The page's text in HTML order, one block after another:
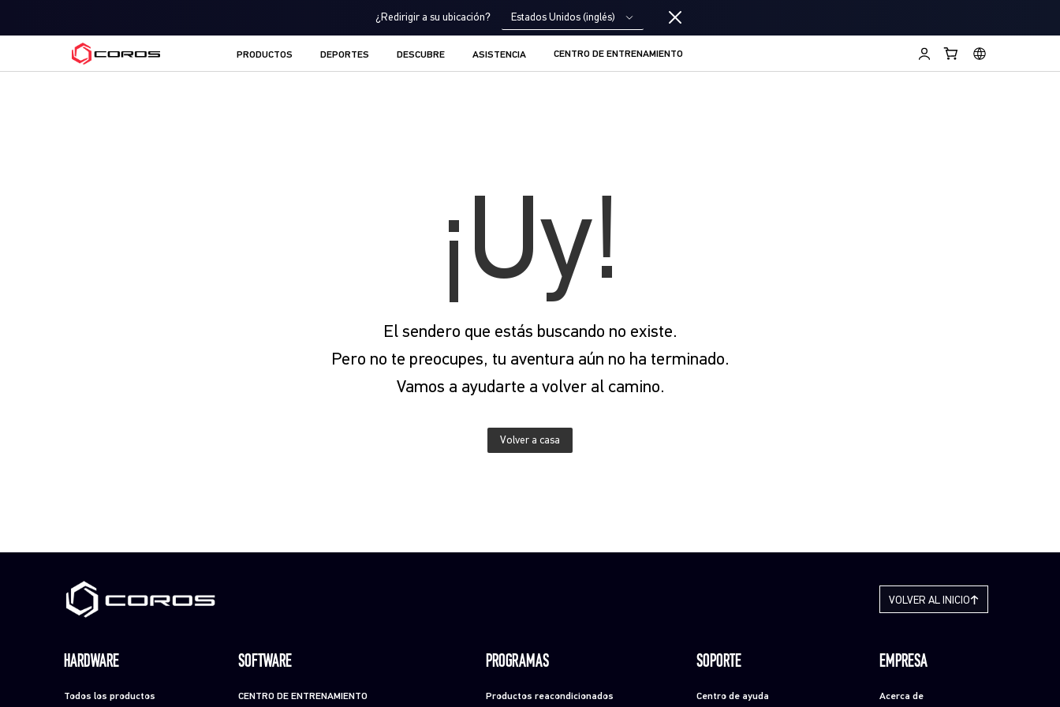
¿Redirigir a su ubicación? Estados Unidos (inglés)
COROS ES
PRODUCTOS DEPORTES DESCUBRE ASISTENCIA CENTRO DE ENTRENAMIENTO
¡Uy!
El sendero que estás buscando no existe.
Pero no te preocupes, tu aventura aún no ha terminado.
Vamos a ayudarte a volver al camino.
Volver a casa
HARDWARE
Todos los productos
SOFTWARE
CENTRO DE ENTRENAMIENTO
PROGRAMAS
Productos reacondicionados
SOPORTE
Centro de ayuda
EMPRESA
Acerca de
VOLVER AL INICIO